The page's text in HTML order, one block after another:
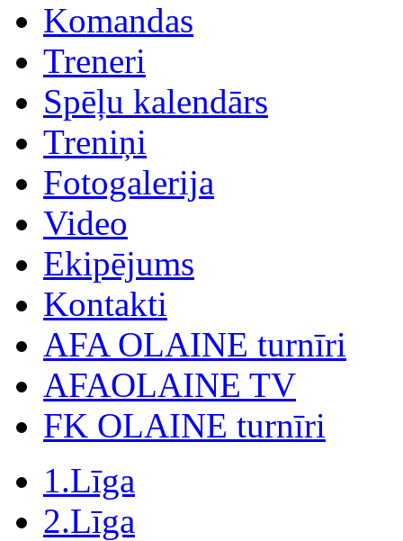
Komandas
Treneri
Spēļu kalendārs
Treniņi
Fotogalerija
Video
Ekipējums
Kontakti
AFA OLAINE turnīri
AFAOLAINE TV
FK OLAINE turnīri
1.Līga
2.Līga